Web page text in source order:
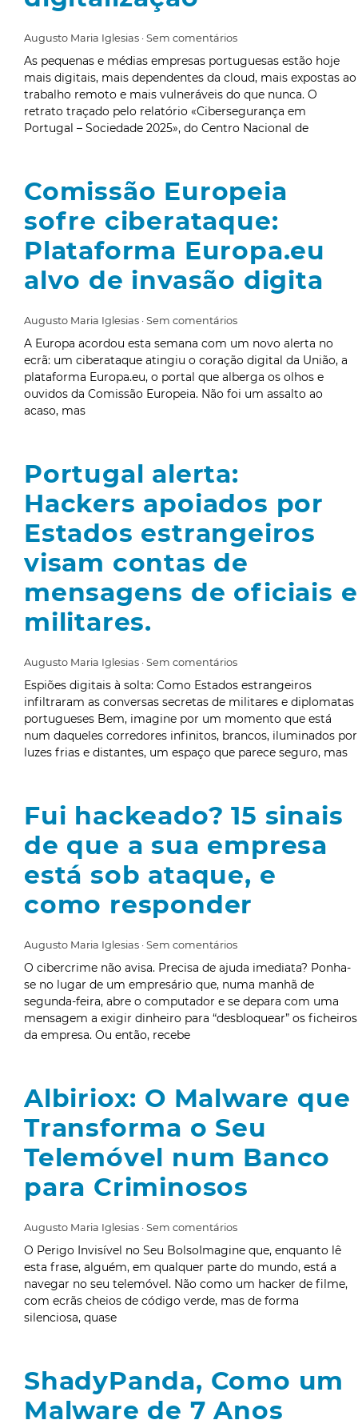
Augusto Maria Iglesias Sem comentários
As pequenas e médias empresas portuguesas estão hoje
mais digitais, mais dependentes da cloud, mais expostas ao
trabalho remoto e mais vulneráveis do que nunca. O
retrato traçado pelo relatório «Cibersegurança em
Portugal – Sociedade 2025», do Centro Nacional de
Comissão Europeia
sofre ciberataque:
Plataforma Europa.eu
alvo de invasão digita
Augusto Maria Iglesias Sem comentários
A Europa acordou esta semana com um novo alerta no
ecrã: um ciberataque atingiu o coração digital da União, a
plataforma Europa.eu, o portal que alberga os olhos e
ouvidos da Comissão Europeia. Não foi um assalto ao
acaso, mas
Portugal alerta:
Hackers apoiados por
Estados estrangeiros
visam contas de
mensagens de oficiais e
militares.
Augusto Maria Iglesias Sem comentários
Espiões digitais à solta: Como Estados estrangeiros
infiltraram as conversas secretas de militares e diplomatas
portugueses Bem, imagine por um momento que está
num daqueles corredores infinitos, brancos, iluminados por
luzes frias e distantes, um espaço que parece seguro, mas
Fui hackeado? 15 sinais
de que a sua empresa
está sob ataque, e
como responder
Augusto Maria Iglesias Sem comentários
O cibercrime não avisa. Precisa de ajuda imediata? Ponha-
se no lugar de um empresário que, numa manhã de
segunda-feira, abre o computador e se depara com uma
mensagem a exigir dinheiro para “desbloquear” os ficheiros
da empresa. Ou então, recebe
Albiriox: O Malware que
Transforma o Seu
Telemóvel num Banco
para Criminosos
Augusto Maria Iglesias Sem comentários
O Perigo Invisível no Seu BolsoImagine que, enquanto lê
esta frase, alguém, em qualquer parte do mundo, está a
navegar no seu telemóvel. Não como um hacker de filme,
com ecrãs cheios de código verde, mas de forma
silenciosa, quase
ShadyPanda, Como um
Malware de 7 Anos